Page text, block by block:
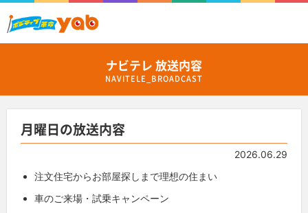
ナビテレ 放送内容
NAVITELE_BROADCAST
月曜日の放送内容
2026.06.29
注文住宅からお部屋探しまで理想の住まい
車のご来場・試乗キャンペーン